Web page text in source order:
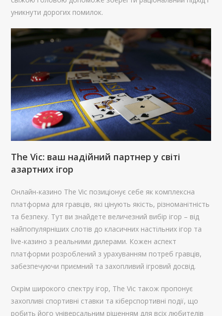
уникнути дорогих помилок.
The Vic: ваш надійний партнер у світі
азартних ігор
Онлайн-казино The Vic позиціонує себе як комплексна
платформа для гравців, які цінують якість, різноманітність
та безпеку. Тут ви знайдете величезний вибір ігор – від
найпопулярніших слотів до класичних настільних ігор та
live-казино з реальними дилерами. Кожен аспект
платформи розроблений з урахуванням потреб гравців,
забезпечуючи приємний та захопливий ігровий досвід.
Окрім широкого спектру ігор, The Vic також пропонує
захопливі спортивні ставки та кіберспортивні події, що
робить його універсальним рішенням для всіх любителів